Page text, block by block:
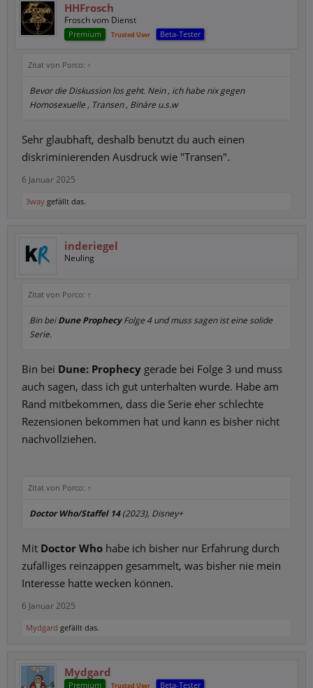
HHFrosch
Frosch vom Dienst
Premium Trusted User Beta-Tester
Zitat von Porco: ↑
Bevor die Diskussion los geht. Nein , ich habe nix gegen
Homosexuelle , Transen , Binäre u.s.w
Sehr glaubhaft, deshalb benutzt du auch einen
diskriminierenden Ausdruck wie "Transen".
6 Januar 2025
3way gefällt das.
inderiegel
Neuling
Zitat von Porco: ↑
Bin beiDune ProphecyFolge 4 und muss sagen ist eine solide
Serie.
Bin bei Dune: Prophecy gerade bei Folge 3 und muss
auch sagen, dass ich gut unterhalten wurde. Habe am
Rand mitbekommen, dass die Serie eher schlechte
Rezensionen bekommen hat und kann es bisher nicht
nachvollziehen.
Zitat von Porco: ↑
Doctor Who/Staffel 14(2023), Disney+
Mit Doctor Who habe ich bisher nur Erfahrung durch
zufälliges reinzappen gesammelt, was bisher nie mein
Interesse hatte wecken können.
6 Januar 2025
Mydgard gefällt das.
Mydgard
Premium Trusted User Beta-Tester